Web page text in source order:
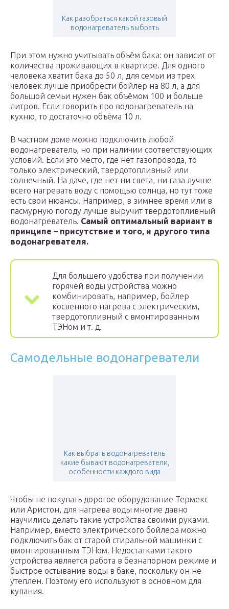
Как разобраться какой газовый
водонагреватель выбрать
При этом нужно учитывать объём бака: он зависит от
количества проживающих в квартире. Для одного
человека хватит бака до 50 л, для семьи из трех
человек лучше приобрести бойлер на 80 л, а для
большой семьи нужен бак объёмом 100 и больше
литров. Если говорить про водонагреватель на
кухню, то достаточно объёма 10 л.
В частном доме можно подключить любой
водонагреватель, но при наличии соответствующих
условий. Если это место, где нет газопровода, то
только электрический, твердотопливный или
солнечный. На даче, где нет ни света, ни газа лучше
всего нагревать воду с помощью солнца, но тут тоже
есть свои нюансы. Например, в зимнее время или в
пасмурную погоду лучше выручит твердотопливный
водонагреватель. Самый оптимальный вариант в
принципе – присутствие и того, и другого типа
водонагревателя.
Для большего удобства при получении
горячей воды устройства можно
комбинировать, например, бойлер
косвенного нагрева с электрическим,
твердотопливный с вмонтированным
ТЭНом и т. д.
Самодельные водонагреватели
Как выбрать водонагреватель
какие бывают водонагреватели,
особенности каждого вида
Чтобы не покупать дорогое оборудование Термекс
или Аристон, для нагрева воды многие давно
научились делать такие устройства своими руками.
Например, вместо электрического бойлера можно
подключить бак от старой стиральной машинки с
вмонтированным ТЭНом. Недостатками такого
устройства является работа в безнапорном режиме и
быстрое остывание воды в баке, поскольку он не
утеплен. Поэтому его используют в основном для
купания.